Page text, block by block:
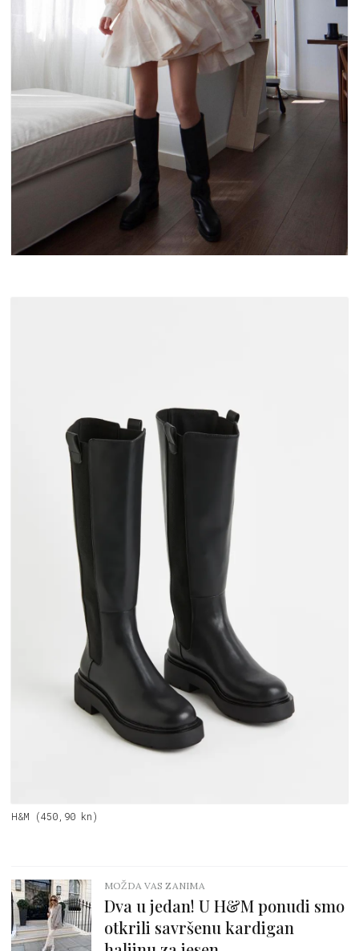
H&M (450,90 kn)
MOŽDA VAS ZANIMA
Dva u jedan! U H&M ponudi smo
otkrili savršenu kardigan